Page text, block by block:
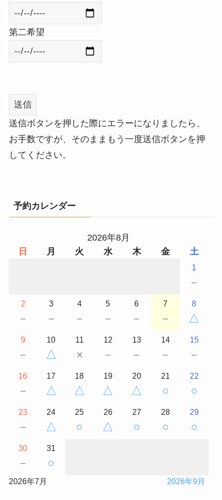
第二希望
送信ボタンを押した際にエラーになりましたら、
お手数ですが、そのままもう一度送信ボタンを押
してください。
予約カレンダー
2026年8月
日
月 火 水 木 金 土
1
－
2
－
3
－
4
－
5
－
6
－
7
－
8
△
9
－
10
△
11
×
12
－
13
－
14
－
15
－
16
－
17
△
18
△
19
△
20
△
21
○
22
○
23
－
24
△
25
○
26
△
27
○
28
○
29
○
30
－
31
○
2026年7月 2026年9月